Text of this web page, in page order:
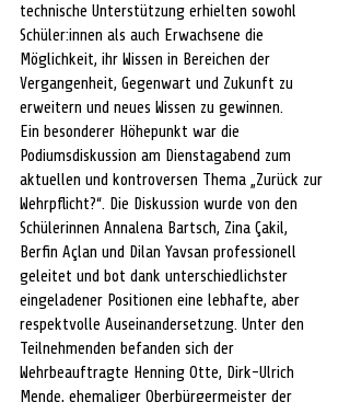
technische Unterstützung erhielten sowohl
Schüler:innen als auch Erwachsene die
Möglichkeit, ihr Wissen in Bereichen der
Vergangenheit, Gegenwart und Zukunft zu
erweitern und neues Wissen zu gewinnen.
Ein besonderer Höhepunkt war die
Podiumsdiskussion am Dienstagabend zum
aktuellen und kontroversen Thema „Zurück zur
Wehrpflicht?“. Die Diskussion wurde von den
Schülerinnen Annalena Bartsch, Zina Çakil,
Berfin Açlan und Dilan Yavsan professionell
geleitet und bot dank unterschiedlichster
eingeladener Positionen eine lebhafte, aber
respektvolle Auseinandersetzung. Unter den
Teilnehmenden befanden sich der
Wehrbeauftragte Henning Otte, Dirk-Ulrich
Mende, ehemaliger Oberbürgermeister der